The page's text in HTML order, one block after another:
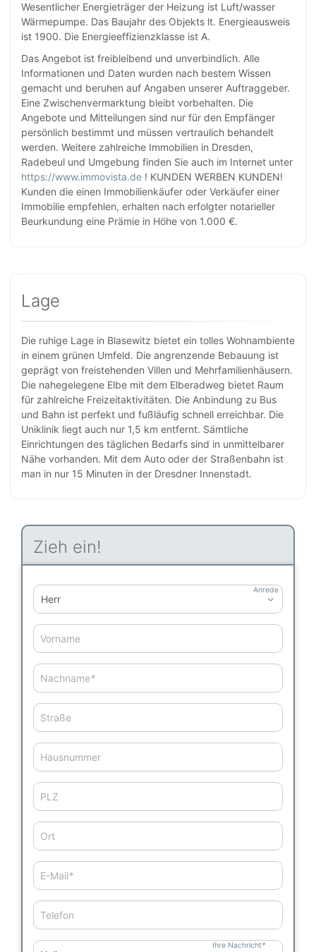
Wesentlicher Energieträger der Heizung ist Luft/wasser
Wärmepumpe. Das Baujahr des Objekts lt. Energieausweis
ist 1900. Die Energieeffizienzklasse ist A.
Das Angebot ist freibleibend und unverbindlich. Alle
Informationen und Daten wurden nach bestem Wissen
gemacht und beruhen auf Angaben unserer Auftraggeber.
Eine Zwischenvermarktung bleibt vorbehalten. Die
Angebote und Mitteilungen sind nur für den Empfänger
persönlich bestimmt und müssen vertraulich behandelt
werden. Weitere zahlreiche Immobilien in Dresden,
Radebeul und Umgebung finden Sie auch im Internet unter
https://www.immovista.de ! KUNDEN WERBEN KUNDEN!
Kunden die einen Immobilienkäufer oder Verkäufer einer
Immobilie empfehlen, erhalten nach erfolgter notarieller
Beurkundung eine Prämie in Höhe von 1.000 €.
Lage
Die ruhige Lage in Blasewitz bietet ein tolles Wohnambiente
in einem grünen Umfeld. Die angrenzende Bebauung ist
geprägt von freistehenden Villen und Mehrfamilienhäusern.
Die nahegelegene Elbe mit dem Elberadweg bietet Raum
für zahlreiche Freizeitaktivitäten. Die Anbindung zu Bus
und Bahn ist perfekt und fußläufig schnell erreichbar. Die
Uniklinik liegt auch nur 1,5 km entfernt. Sämtliche
Einrichtungen des täglichen Bedarfs sind in unmittelbarer
Nähe vorhanden. Mit dem Auto oder der Straßenbahn ist
man in nur 15 Minuten in der Dresdner Innenstadt.
Zieh ein!
Anrede
Vorname
Nachname*
Straße
Hausnummer
PLZ
Ort
E-Mail*
Telefon
Ihre Nachricht*